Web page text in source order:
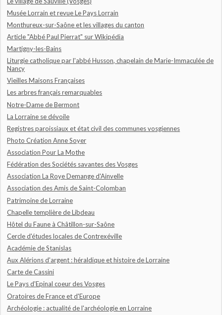
Musée Lorrain et revue Le Pays Lorrain
Monthureux-sur-Saône et les villages du canton
Article "Abbé Paul Pierrat" sur Wikipédia
Martigny-les-Bains
Liturgie catholique par l'abbé Husson, chapelain de Marie-Immaculée de
Nancy
Vieilles Maisons Françaises
Les arbres français remarquables
Notre-Dame de Bermont
La Lorraine se dévoile
Registres paroissiaux et état civil des communes vosgiennes
Photo Création Anne Soyer
Association Pour La Mothe
Fédération des Sociétés savantes des Vosges
Association La Roye Demange d'Ainvelle
Association des Amis de Saint-Colomban
Patrimoine de Lorraine
Chapelle templière de Libdeau
Hôtel du Faune à Châtillon-sur-Saône
Cercle d'études locales de Contrexéville
Académie de Stanislas
Aux Alérions d'argent : héraldique et histoire de Lorraine
Carte de Cassini
Le Pays d'Epinal coeur des Vosges
Oratoires de France et d'Europe
Archéologie : actualité de l'archéologie en Lorraine